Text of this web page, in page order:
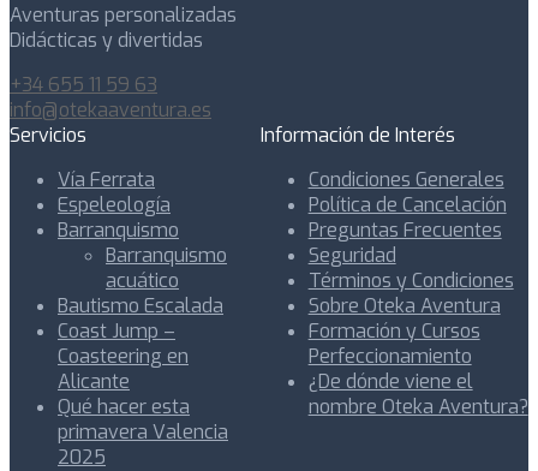
Aventuras personalizadas
Didácticas y divertidas
+34 655 11 59 63
info@otekaaventura.es
Servicios
Vía Ferrata
Espeleología
Barranquismo
Barranquismo
acuático
Bautismo Escalada
Coast Jump –
Coasteering en
Alicante
Qué hacer esta
primavera Valencia
2025
Información de Interés
Condiciones Generales
Política de Cancelación
Preguntas Frecuentes
Seguridad
Términos y Condiciones
Sobre Oteka Aventura
Formación y Cursos
Perfeccionamiento
¿De dónde viene el
nombre Oteka Aventura?